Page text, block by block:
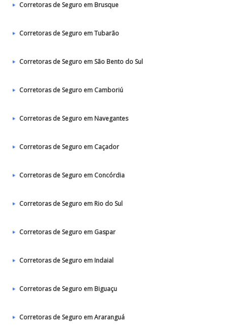
Corretoras de Seguro em Brusque
Corretoras de Seguro em Tubarão
Corretoras de Seguro em São Bento do Sul
Corretoras de Seguro em Camboriú
Corretoras de Seguro em Navegantes
Corretoras de Seguro em Caçador
Corretoras de Seguro em Concórdia
Corretoras de Seguro em Rio do Sul
Corretoras de Seguro em Gaspar
Corretoras de Seguro em Indaial
Corretoras de Seguro em Biguaçu
Corretoras de Seguro em Araranguá